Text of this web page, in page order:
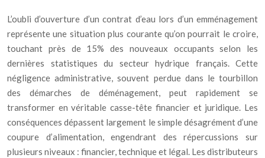
L’oubli d’ouverture d’un contrat d’eau lors d’un emménagement
représente une situation plus courante qu’on pourrait le croire,
touchant près de 15% des nouveaux occupants selon les
dernières statistiques du secteur hydrique français. Cette
négligence administrative, souvent perdue dans le tourbillon
des démarches de déménagement, peut rapidement se
transformer en véritable casse-tête financier et juridique. Les
conséquences dépassent largement le simple désagrément d’une
coupure d’alimentation, engendrant des répercussions sur
plusieurs niveaux : financier, technique et légal. Les distributeurs